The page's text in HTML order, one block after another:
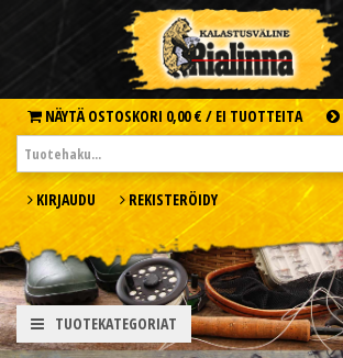
NÄYTÄ OSTOSKORI 0,00 € / EI TUOTTEITA
KIRJAUDU REKISTERÖIDY
TUOTEKATEGORIAT